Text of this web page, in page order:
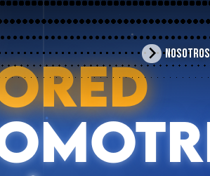
arrow_forward_ios Nosotros